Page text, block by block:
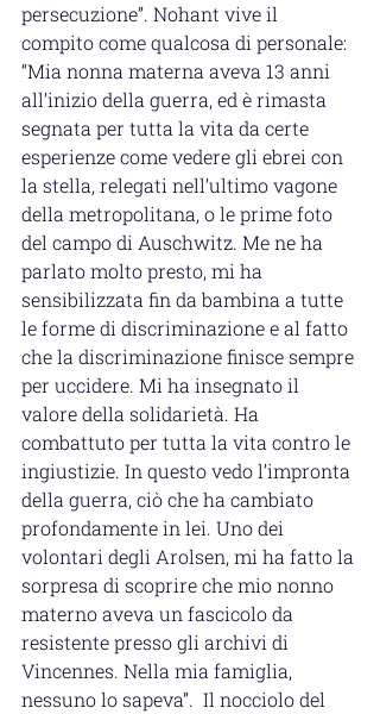
persecuzione”. Nohant vive il
compito come qualcosa di personale:
“Mia nonna materna aveva 13 anni
all’inizio della guerra, ed è rimasta
segnata per tutta la vita da certe
esperienze come vedere gli ebrei con
la stella, relegati nell’ultimo vagone
della metropolitana, o le prime foto
del campo di Auschwitz. Me ne ha
parlato molto presto, mi ha
sensibilizzata fin da bambina a tutte
le forme di discriminazione e al fatto
che la discriminazione finisce sempre
per uccidere. Mi ha insegnato il
valore della solidarietà. Ha
combattuto per tutta la vita contro le
ingiustizie. In questo vedo l’impronta
della guerra, ciò che ha cambiato
profondamente in lei. Uno dei
volontari degli Arolsen, mi ha fatto la
sorpresa di scoprire che mio nonno
materno aveva un fascicolo da
resistente presso gli archivi di
Vincennes. Nella mia famiglia,
nessuno lo sapeva”.  Il nocciolo del